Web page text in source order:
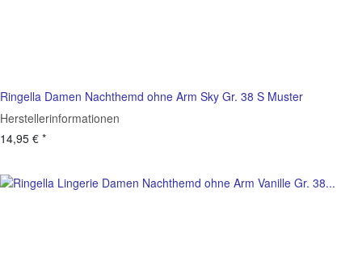
Ringella Damen Nachthemd ohne Arm Sky Gr. 38 S Muster
Herstellerinformationen
14,95 € *